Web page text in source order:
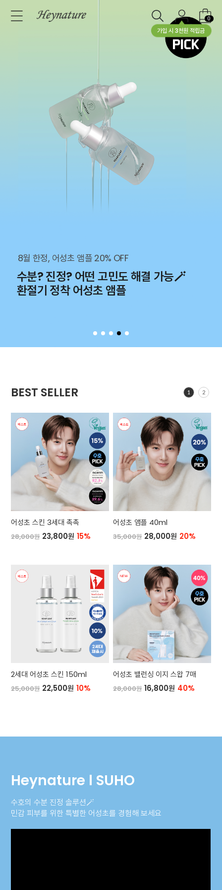
가입 시 3천원 적립금
0
8월 한정, 어성초 앰플 20% OFF
수분? 진정? 어떤 고민도 해결 가능🪄
환절기 정착 어성초 앰플
BEST SELLER 1 2
어성초 스킨 3세대 촉촉
28,000원 23,800원 15%
어성초 앰플 40ml
35,000원 28,000원 20%
2세대 어성초 스킨 150ml
25,000원 22,500원 10%
어성초 밸런싱 이지 스왑 7매
28,000원 16,800원 40%
Heynature l SUHO
수호의 수분 진정 솔루션🪄
민감 피부를 위한 특별한 어성초를 경험해 보세요